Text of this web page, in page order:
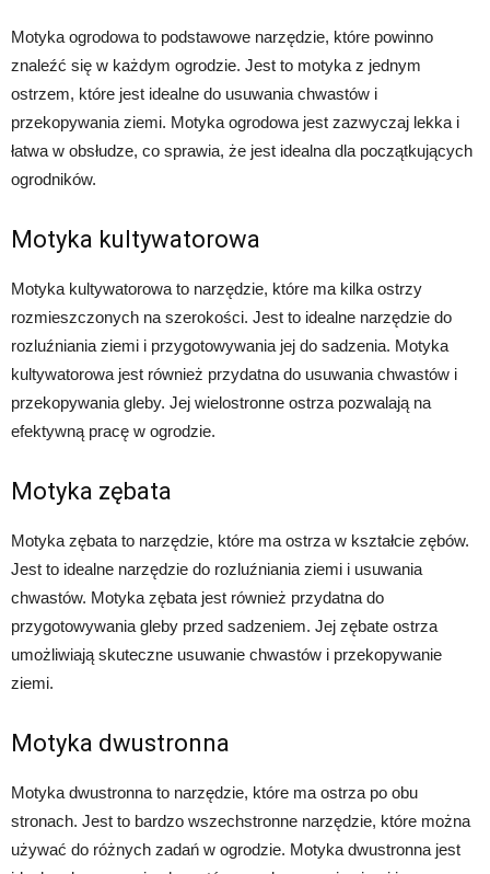
Motyka ogrodowa to podstawowe narzędzie, które powinno
znaleźć się w każdym ogrodzie. Jest to motyka z jednym
ostrzem, które jest idealne do usuwania chwastów i
przekopywania ziemi. Motyka ogrodowa jest zazwyczaj lekka i
łatwa w obsłudze, co sprawia, że jest idealna dla początkujących
ogrodników.
Motyka kultywatorowa
Motyka kultywatorowa to narzędzie, które ma kilka ostrzy
rozmieszczonych na szerokości. Jest to idealne narzędzie do
rozluźniania ziemi i przygotowywania jej do sadzenia. Motyka
kultywatorowa jest również przydatna do usuwania chwastów i
przekopywania gleby. Jej wielostronne ostrza pozwalają na
efektywną pracę w ogrodzie.
Motyka zębata
Motyka zębata to narzędzie, które ma ostrza w kształcie zębów.
Jest to idealne narzędzie do rozluźniania ziemi i usuwania
chwastów. Motyka zębata jest również przydatna do
przygotowywania gleby przed sadzeniem. Jej zębate ostrza
umożliwiają skuteczne usuwanie chwastów i przekopywanie
ziemi.
Motyka dwustronna
Motyka dwustronna to narzędzie, które ma ostrza po obu
stronach. Jest to bardzo wszechstronne narzędzie, które można
używać do różnych zadań w ogrodzie. Motyka dwustronna jest